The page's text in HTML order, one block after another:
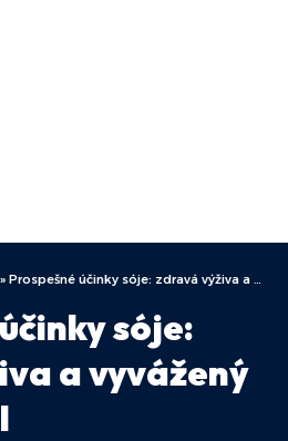
» Prospešné účinky sóje: zdravá výživa a vyvážený životný štýl
sóje:
a vyvážený